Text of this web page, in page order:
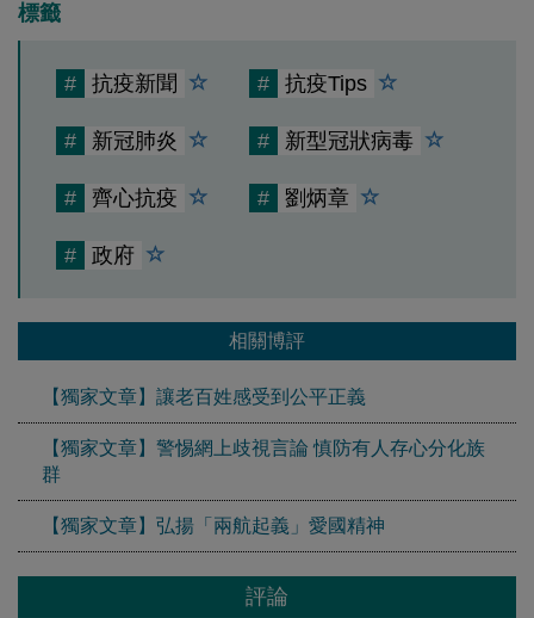
標籤
# 抗疫新聞 # 抗疫Tips
# 新冠肺炎 # 新型冠狀病毒
# 齊心抗疫 # 劉炳章
# 政府
相關博評
【獨家文章】讓老百姓感受到公平正義
【獨家文章】警惕網上歧視言論 慎防有人存心分化族
群
【獨家文章】弘揚「兩航起義」愛國精神
評論